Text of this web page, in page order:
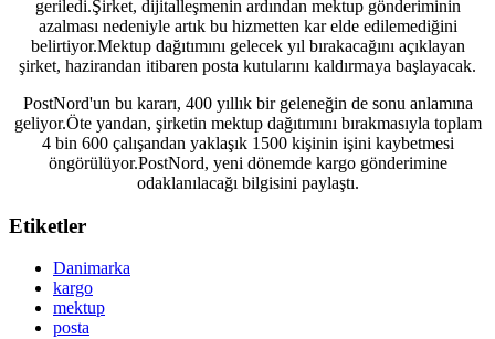
geriledi.Şirket, dijitalleşmenin ardından mektup gönderiminin
azalması nedeniyle artık bu hizmetten kar elde edilemediğini
belirtiyor.Mektup dağıtımını gelecek yıl bırakacağını açıklayan
şirket, hazirandan itibaren posta kutularını kaldırmaya başlayacak.
PostNord'un bu kararı, 400 yıllık bir geleneğin de sonu anlamına
geliyor.Öte yandan, şirketin mektup dağıtımını bırakmasıyla toplam
4 bin 600 çalışandan yaklaşık 1500 kişinin işini kaybetmesi
öngörülüyor.PostNord, yeni dönemde kargo gönderimine
odaklanılacağı bilgisini paylaştı.
Etiketler
Danimarka
kargo
mektup
posta